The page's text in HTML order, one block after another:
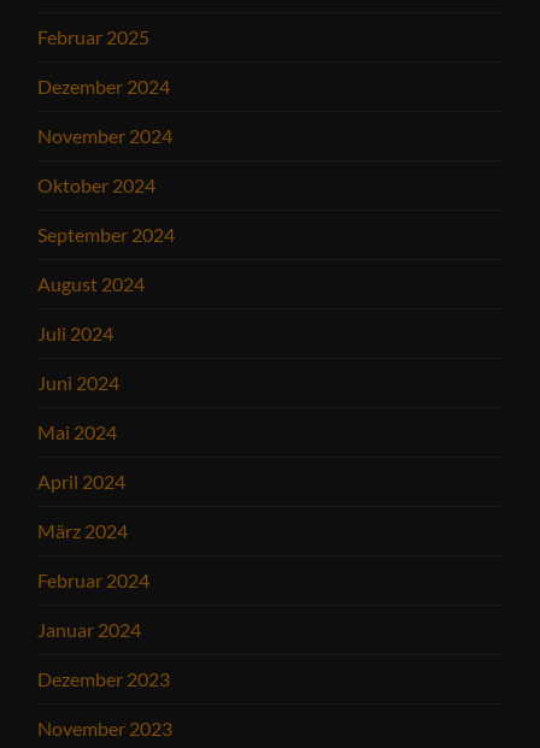
Februar 2025
Dezember 2024
November 2024
Oktober 2024
September 2024
August 2024
Juli 2024
Juni 2024
Mai 2024
April 2024
März 2024
Februar 2024
Januar 2024
Dezember 2023
November 2023